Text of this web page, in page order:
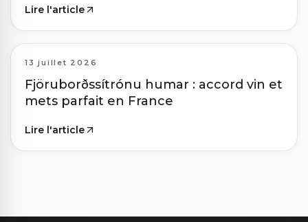
Lire l'article
13 juillet 2026
Fjöruborðssítrónu humar : accord vin et
mets parfait en France
Lire l'article